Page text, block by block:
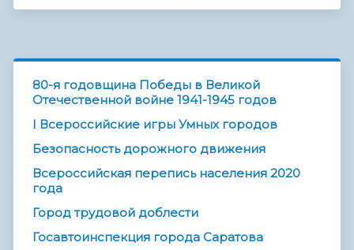
80-я годовщина Победы в Великой
Отечественной войне 1941-1945 годов
I Всероссийские игры Умных городов
Безопасность дорожного движения
Всероссийская перепись населения 2020
года
Город трудовой доблести
Госавтоинспекция города Саратова